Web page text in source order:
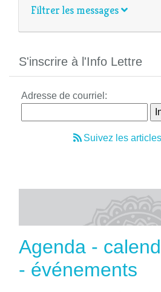
Filtrer les messages
S'inscrire à l'Info Lettre
Adresse de courriel:
Suivez les
Agenda -
- événements